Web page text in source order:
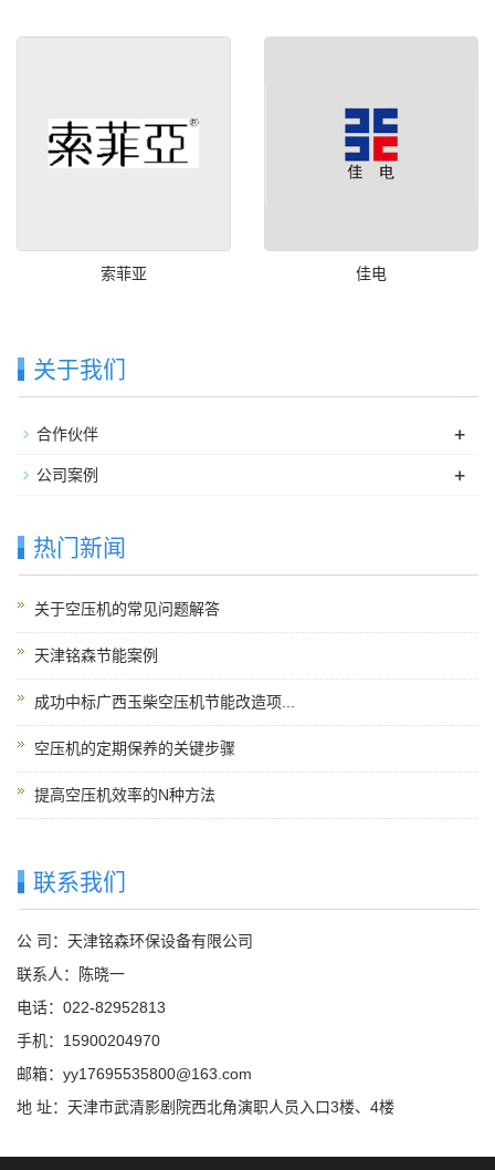
索菲亚 佳电
关于我们
合作伙伴 +
公司案例 +
热门新闻
关于空压机的常见问题解答
天津铭森节能案例
成功中标广西玉柴空压机节能改造项...
空压机的定期保养的关键步骤
提高空压机效率的N种方法
联系我们
公 司：天津铭森环保设备有限公司
联系人：陈晓一
电话：022-82952813
手机：15900204970
邮箱：yy17695535800@163.com
地 址：天津市武清影剧院西北角演职人员入口3楼、4楼